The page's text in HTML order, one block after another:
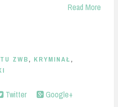
Read More
ZWB, KRYMINAŁ,
Twitter
Google+